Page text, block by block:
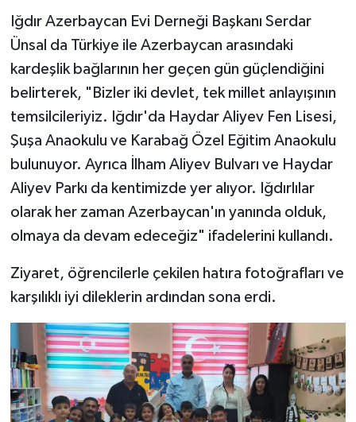
Iğdır Azerbaycan Evi Derneği Başkanı Serdar
Ünsal da Türkiye ile Azerbaycan arasındaki
kardeşlik bağlarının her geçen gün güçlendiğini
belirterek, "Bizler iki devlet, tek millet anlayışının
temsilcileriyiz. Iğdır'da Haydar Aliyev Fen Lisesi,
Şuşa Anaokulu ve Karabağ Özel Eğitim Anaokulu
bulunuyor. Ayrıca İlham Aliyev Bulvarı ve Haydar
Aliyev Parkı da kentimizde yer alıyor. Iğdırlılar
olarak her zaman Azerbaycan'ın yanında olduk,
olmaya da devam edeceğiz" ifadelerini kullandı.
Ziyaret, öğrencilerle çekilen hatıra fotoğrafları ve
karşılıklı iyi dileklerin ardından sona erdi.